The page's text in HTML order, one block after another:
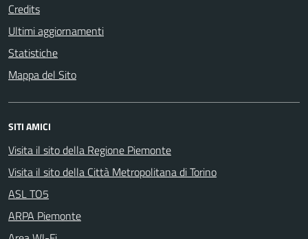
Credits
Ultimi aggiornamenti
Statistiche
Mappa del Sito
SITI AMICI
Visita il sito della Regione Piemonte
Visita il sito della Città Metropolitana di Torino
ASL TO5
ARPA Piemonte